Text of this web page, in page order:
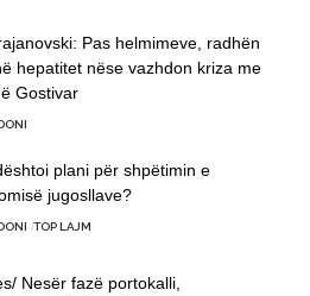
Pas helmimeve, radhën
hepatitet nëse vazhdon kriza me
Gostivar
plani për shpëtimin e
jugosllave?
TOP LAJM
Nesër fazë portokalli,